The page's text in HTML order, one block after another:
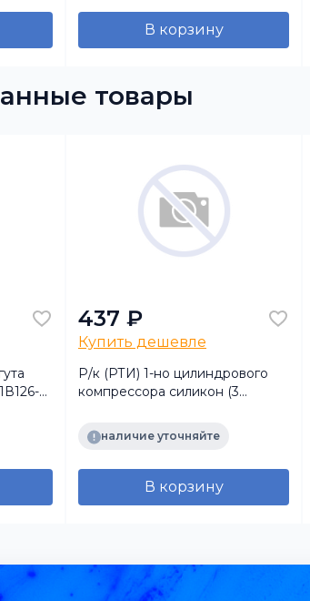
В корзину
товары
З
437 ₽
Купить дешевле
Р/к (РТИ) 1-но цилиндрового
компрессора силикон (3
наличие уточняйте
В корзину